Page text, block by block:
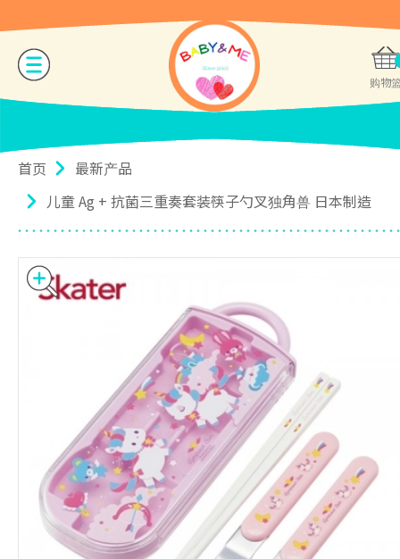
购物
首页
最新产品
儿童 Ag + 抗菌三重奏套装筷子勺叉独角兽 日本制造